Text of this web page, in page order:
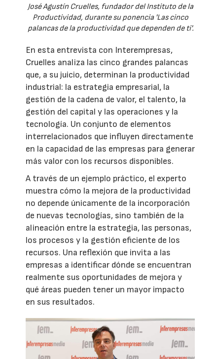
José Agustín Cruelles, fundador del Instituto de la
Productividad, durante su ponencia 'Las cinco
palancas de la productividad que dependen de ti'.
En esta entrevista con Interempresas,
Cruelles analiza las cinco grandes palancas
que, a su juicio, determinan la productividad
industrial: la estrategia empresarial, la
gestión de la cadena de valor, el talento, la
gestión del capital y las operaciones y la
tecnología. Un conjunto de elementos
interrelacionados que influyen directamente
en la capacidad de las empresas para generar
más valor con los recursos disponibles.
A través de un ejemplo práctico, el experto
muestra cómo la mejora de la productividad
no depende únicamente de la incorporación
de nuevas tecnologías, sino también de la
alineación entre la estrategia, las personas,
los procesos y la gestión eficiente de los
recursos. Una reflexión que invita a las
empresas a identificar dónde se encuentran
realmente sus oportunidades de mejora y
qué áreas pueden tener un mayor impacto
en sus resultados.